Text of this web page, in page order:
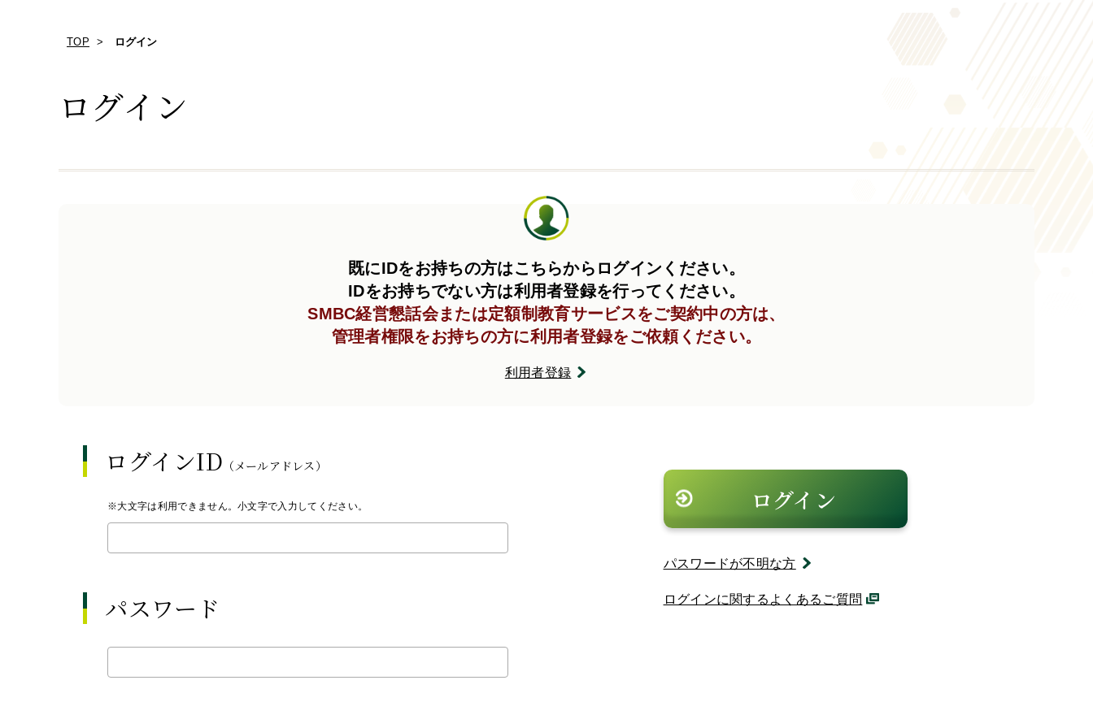
TOP ログイン
ログイン
既にIDをお持ちの方はこちらからログインください。
IDをお持ちでない方は利用者登録を行ってください。
SMBC経営懇話会または定額制教育サービスをご契約中の方は、
管理者権限をお持ちの方に利用者登録をご依頼ください。
利用者登録
ログインID （メールアドレス）
※大文字は利用できません。小文字で入力してください。
パスワード
ログイン
パスワードが不明な方
ログインに関するよくあるご質問